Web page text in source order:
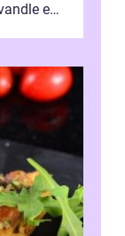
en